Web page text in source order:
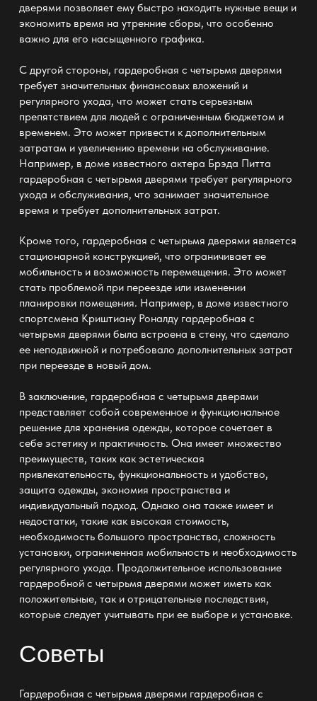
дверями позволяет ему быстро находить нужные вещи и
экономить время на утренние сборы, что особенно
важно для его насыщенного графика.
С другой стороны, гардеробная с четырьмя дверями
требует значительных финансовых вложений и
регулярного ухода, что может стать серьезным
препятствием для людей с ограниченным бюджетом и
временем. Это может привести к дополнительным
затратам и увеличению времени на обслуживание.
Например, в доме известного актера Брэда Питта
гардеробная с четырьмя дверями требует регулярного
ухода и обслуживания, что занимает значительное
время и требует дополнительных затрат.
Кроме того, гардеробная с четырьмя дверями является
стационарной конструкцией, что ограничивает ее
мобильность и возможность перемещения. Это может
стать проблемой при переезде или изменении
планировки помещения. Например, в доме известного
спортсмена Криштиану Роналду гардеробная с
четырьмя дверями была встроена в стену, что сделало
ее неподвижной и потребовало дополнительных затрат
при переезде в новый дом.
В заключение, гардеробная с четырьмя дверями
представляет собой современное и функциональное
решение для хранения одежды, которое сочетает в
себе эстетику и практичность. Она имеет множество
преимуществ, таких как эстетическая
привлекательность, функциональность и удобство,
защита одежды, экономия пространства и
индивидуальный подход. Однако она также имеет и
недостатки, такие как высокая стоимость,
необходимость большого пространства, сложность
установки, ограниченная мобильность и необходимость
регулярного ухода. Продолжительное использование
гардеробной с четырьмя дверями может иметь как
положительные, так и отрицательные последствия,
которые следует учитывать при ее выборе и установке.
Советы
Гардеробная с четырьмя дверями гардеробная с